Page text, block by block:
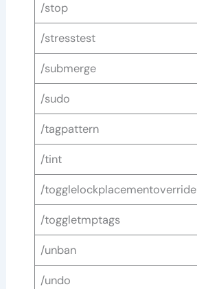
/stop
/stresstest
/submerge
/sudo
/tagpattern
/tint
/togglelockplacementoverride
/toggletmptags
/unban
/undo